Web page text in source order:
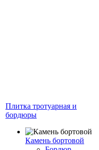
Плитка тротуарная и
бордюры
Камень бортовой